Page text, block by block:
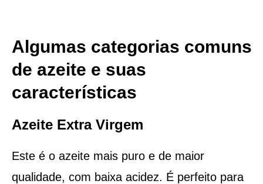
Algumas categorias comuns
de azeite e suas
características
Azeite Extra Virgem
Este é o azeite mais puro e de maior
qualidade, com baixa acidez. É perfeito para